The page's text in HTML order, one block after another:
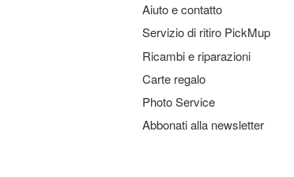
Aiuto e contatto
Servizio di ritiro PickMup
Ricambi e riparazioni
Carte regalo
Photo Service
Abbonati alla newsletter